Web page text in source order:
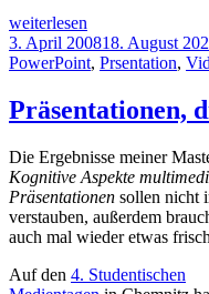
Vortrag
„Präsentationen,
die
bleiben“
online
weiterlesen
Veröffentlicht
am
3. April 200818. August
PowerPoint, Prsentation,
Präsentationen,
Die Ergebnisse meiner
Kognitive Aspekte
Präsentationen sollen nicht
verstauben, außerdem
auch mal wieder etwas
Auf den 4. Studentischen